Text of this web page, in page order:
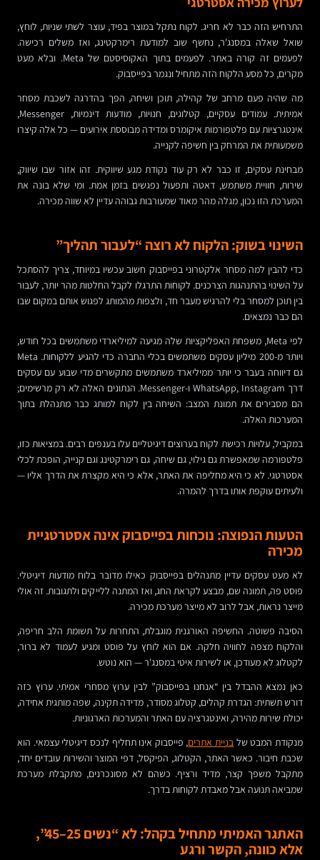
התרחיש הזה כבר לא חריג. לקוח נתקל במוצר בפיד, עוצר לשתי שניות, לוחץ,
שואל שאלה במסנג'ר, נחשף שוב למודעת רימרקטינג, ואז משלים רכישה.
לפעמים זה קורה באתר. לפעמים בתוך האקוסיסטם של Meta. ובלא מעט
מקרים, כל מסע הלקוח הזה מתחיל ונגמר בפייסבוק.
מה שהיה פעם מרחב של קהילה, תוכן ושיחה, הפך בהדרגה לשכבת מסחר
אמיתית. עמודים עסקיים, קטלוגים, חנויות, מודעות דינמיות, Messenger,
אינטגרציות עם פלטפורמות איקומרס ומדידה מבוססת אירועים — כל אלה קיצרו
משמעותית את המרחק בין חשיפה לקנייה.
מבחינת עסקים, זו כבר לא רק עוד נקודת מגע שיווקית. זהו אזור שבו שיווק,
שירות, חוויית משתמש, דאטה ותפעול נפגשים בזמן אמת. ומי שלא בונה את
המערכת הזו נכון, מגלה מהר מאוד שמעורבות גבוהה עדיין לא שווה מכירה.
השינוי בשוק: הלקוח לא רוצה “לעבור תהליך”
כדי להבין למה מסחר אלקטרוני בפייסבוק חשוב עכשיו במיוחד, צריך להסתכל
על השינוי בהתנהגות הצרכנים. לקוחות התרגלו לקבל החלטות מהר יותר, לעבור
בין תוכן למסחר בלי להרגיש מעבר חד, ולצפות מהמותג לפגוש אותם במקום שבו
הם כבר נמצאים.
לפי Meta, משפחת האפליקציות שלה מגיעה למיליארדי משתמשים בכל חודש,
ויותר מ-200 מיליון עסקים משתמשים בכלי החברה כדי להגיע ללקוחות. Meta
גם דיווחה בעבר כי יותר ממיליארד משתמשים מתקשרים מדי שבוע עם עסקים
דרך WhatsApp, Instagram ו-Messenger. הנתונים האלה לא רק מרשימים;
הם מסבירים את תמונת המצב: השיחה בין לקוח למותג כבר מתנהלת בתוך
המערכות האלה.
במקביל, עלויות רכישת לקוח בערוצים דיגיטליים עלו בענפים רבים. במציאות כזו,
פלטפורמה שמאפשרת גם גילוי, גם שיחה, גם רימרקטינג וגם קנייה, הופכת לכלי
אסטרטגי. לא כי היא מחליפה את האתר, אלא כי היא מקצרת את הדרך אליו —
ולעיתים עוקפת אותו בדרך להמרה.
הטעות הנפוצה: נוכחות בפייסבוק אינה אסטרטגיית
מכירה
לא מעט עסקים עדיין מתנהלים בפייסבוק כאילו מדובר בלוח מודעות דיגיטלי.
פוסט פה, תמונה שם, מבצע לקראת החג, ואז המתנה ללייקים ולתגובות. זה אולי
מייצר נראות, אבל לרוב לא מייצר מערכת מכירה.
הסיבה פשוטה. החשיפה האורגנית מוגבלת, התחרות על תשומת הלב חריפה,
והלקוח מצפה לחוויה חלקה. אם הוא לוחץ על פוסט ומגיע לעמוד לא ברור,
לקטלוג לא מעודכן, או לשירות איטי במסנג'ר — הוא נוטש.
כאן נמצא ההבדל בין “אנחנו בפייסבוק” לבין ערוץ מסחרי אמיתי. ערוץ כזה
דורש תשתית: הגדרת קהלים, קטלוג מסודר, מדידה תקינה, שפה מותגית אחידה,
יכולת שירות מהירה, ואינטגרציה עם האתר והמערכות הארגוניות.
מנקודת המבט של בניית אתרים, פייסבוק אינו תחליף לנכס דיגיטלי עצמאי. הוא
שכבת חיבור. כאשר האתר, הקטלוג, הפיקסל, דפי המוצר והשירות עובדים יחד,
מתקבל משפך קצר, מדיד ורציף. כשהם לא מסונכרנים, מתקבלת מערכת
שמביאה תנועה אבל מאבדת לקוחות בדרך.
האתגר האמיתי מתחיל בקהל: לא “נשים 25–45”,
אלא כוונה, הקשר ורגע